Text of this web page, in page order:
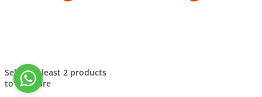
Select at least 2 products
to compare